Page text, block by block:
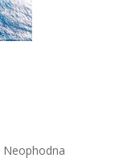
Neophodna